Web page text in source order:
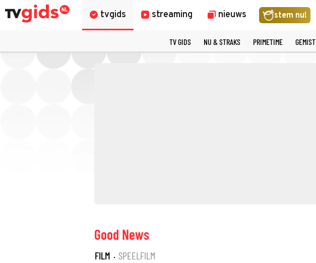
tvgids streaming nieuws stem nu!
TV GIDS NU & STRAKS PRIMETIME GEMIST
Good News
FILM · SPEELFILM